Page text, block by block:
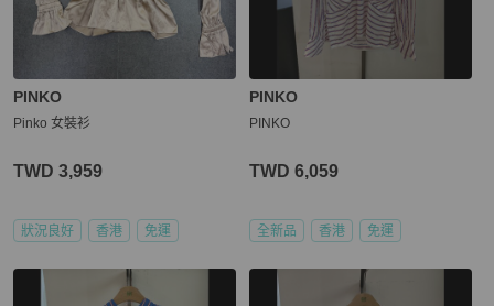
PINKO
Pinko 女裝衫
TWD 3,959
狀況良好 香港 免運
PINKO
PINKO
TWD 6,059
全新品 香港 免運